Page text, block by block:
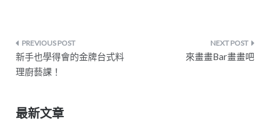
文
章
覽
新手也學得會的金牌台式料
理廚藝課！
來畫畫Bar畫畫吧
最新文章